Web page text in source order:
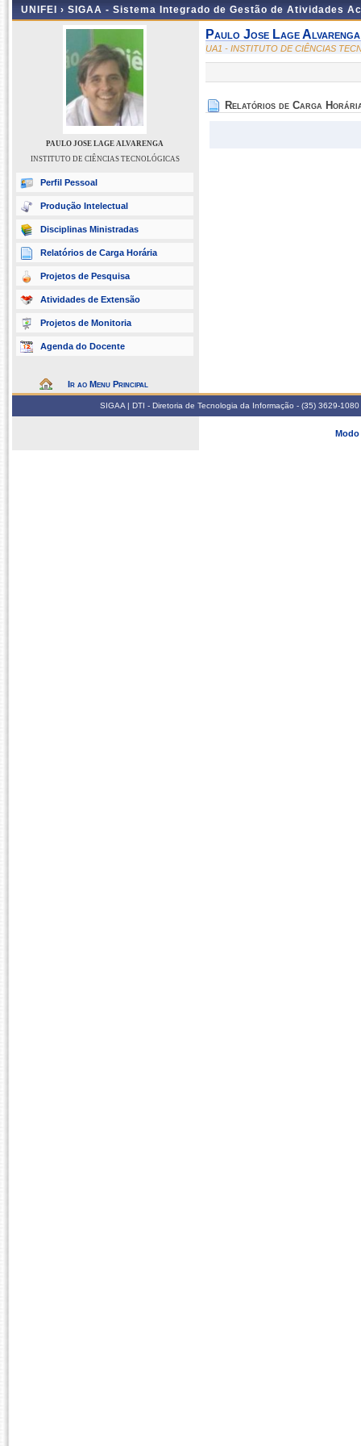
UNIFEI › SIGAA - Sistema Integrado de Gestão de Atividades
PAULO JOSE LAGE ALVARENGA
INSTITUTO DE CIÊNCIAS TECNOLÓGICAS
Perfil Pessoal
Produção Intelectual
Disciplinas Ministradas
Relatórios de Carga Horária
Projetos de Pesquisa
Atividades de Extensão
Projetos de Monitoria
Agenda do Docente
Ir ao Menu Principal
Paulo Jose Lage Alvarenga
UA1 - INSTITUTO DE CIÊNCIAS
Relatórios de Carga
SIGAA | DTI - Diretoria de Tecnologia da Informação - (35) 3629-
Modo